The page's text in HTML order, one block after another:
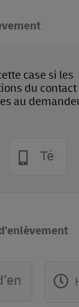
case si les
du contact
au